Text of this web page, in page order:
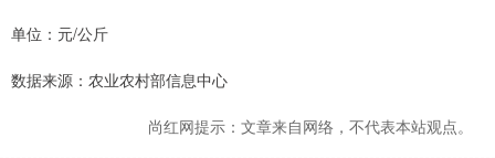
单位：元/公斤
数据来源：农业农村部信息中心
尚红网提示：文章来自网络，不代表本站观点。